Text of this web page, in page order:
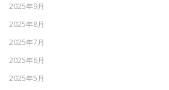
2025年9月
2025年8月
2025年7月
2025年6月
2025年5月